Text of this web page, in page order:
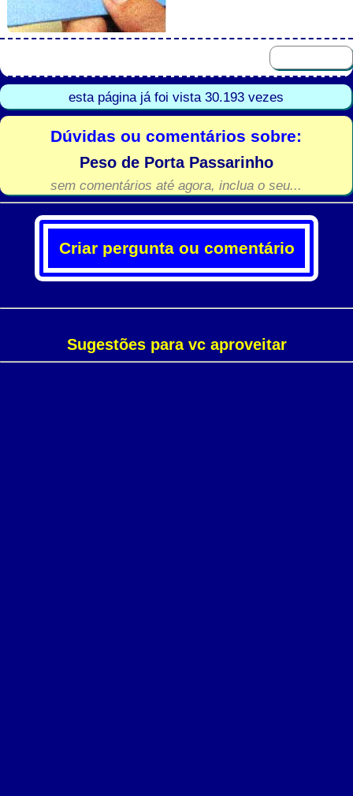
esta página já foi vista 30.193 vezes
Dúvidas ou comentários sobre:
Peso de Porta Passarinho
sem comentários até agora, inclua o seu...
Criar pergunta ou comentário
Sugestões para vc aproveitar